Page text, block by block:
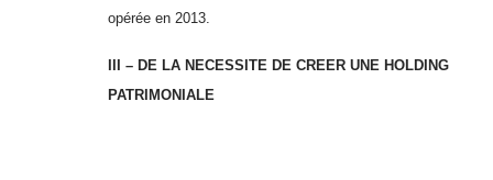
opérée en 2013.
III – DE LA NECESSITE DE CREER UNE HOLDING
PATRIMONIALE